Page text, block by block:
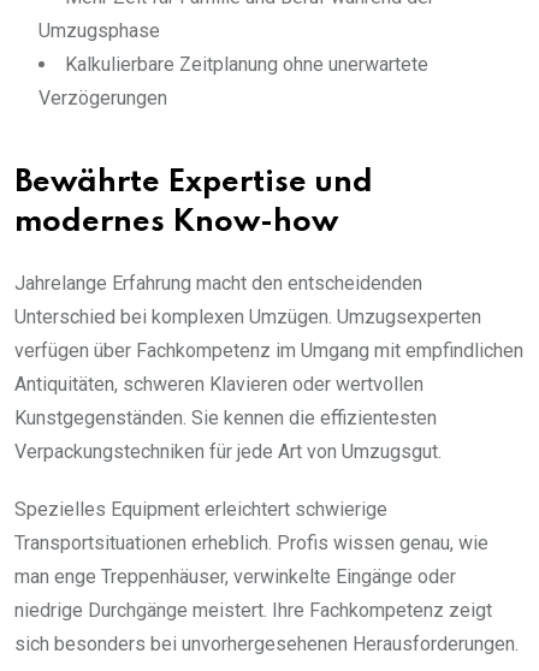
Umzugsphase
Kalkulierbare Zeitplanung ohne unerwartete
Verzögerungen
Bewährte Expertise und
modernes Know-how
Jahrelange Erfahrung macht den entscheidenden
Unterschied bei komplexen Umzügen. Umzugsexperten
verfügen über Fachkompetenz im Umgang mit empfindlichen
Antiquitäten, schweren Klavieren oder wertvollen
Kunstgegenständen. Sie kennen die effizientesten
Verpackungstechniken für jede Art von Umzugsgut.
Spezielles Equipment erleichtert schwierige
Transportsituationen erheblich. Profis wissen genau, wie
man enge Treppenhäuser, verwinkelte Eingänge oder
niedrige Durchgänge meistert. Ihre Fachkompetenz zeigt
sich besonders bei unvorhergesehenen Herausforderungen.